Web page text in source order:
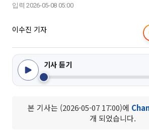
입력 2026-05-08 05:00
이수진 기자
기사 듣기
본 기사는 (2026-05-07 17:00)에
개 되었습니다.